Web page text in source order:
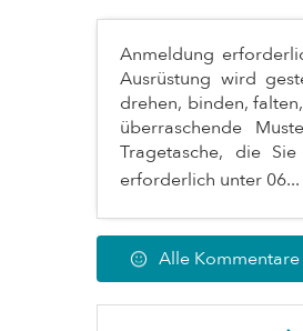
Anmeldung
Ausrüstung wird
drehen, binden,
überraschende
Tragetasche, die
erforderlich unter 06...
Alle Kommentare